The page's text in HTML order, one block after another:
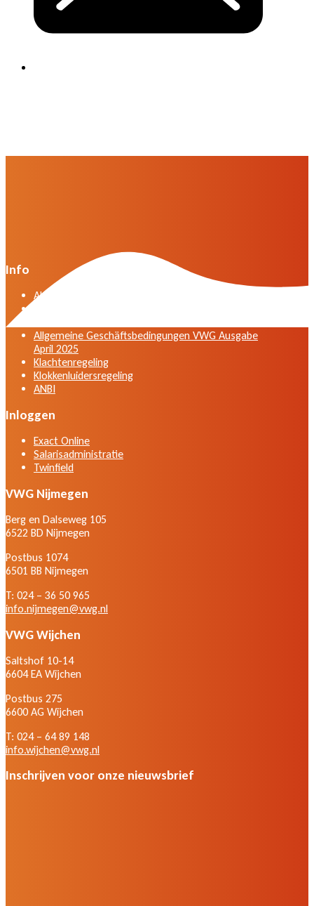
Info
Algemene voorwaarden VWG versie april 2025
Allgemeine Geschäftsbedingungen VWG Ausgabe
April 2025
Klachtenregeling
Klokkenluidersregeling
ANBI
Inloggen
Exact Online
Salarisadministratie
Twinfield
VWG Nijmegen
Berg en Dalseweg 105
6522 BD Nijmegen
Postbus 1074
6501 BB Nijmegen
T: 024 – 36 50 965
info.nijmegen@vwg.nl
VWG Wijchen
Saltshof 10-14
6604 EA Wijchen
Postbus 275
6600 AG Wijchen
T: 024 – 64 89 148
info.wijchen@vwg.nl
Inschrijven voor onze nieuwsbrief